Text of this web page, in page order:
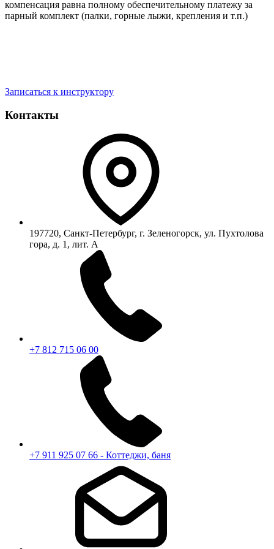
компенсация равна полному обеспечительному платежу за
парный комплект (палки, горные лыжи, крепления и т.п.)
Записаться к инструктору
Контакты
197720, Санкт-Петербург, г. Зеленогорск, ул. Пухтолова
гора, д. 1, лит. А
+7 812 715 06 00
+7 911 925 07 66 - Коттеджи, баня